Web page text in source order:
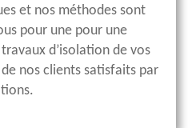
et nos méthodes sont
pour une pour une
d’isolation de vos
nos clients satisfaits par